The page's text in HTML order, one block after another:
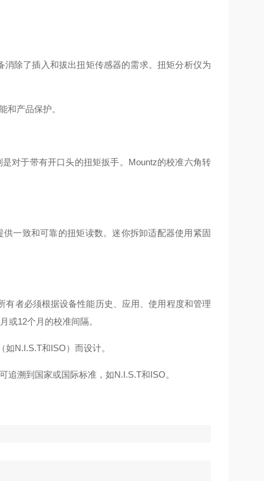
消除了插入和拔出扭矩传感器的需求。扭矩分析仪为
和产品保护。
对于带有开口头的扭矩扳手。Mountz的校准六角转
一致和可靠的扭矩读数。迷你拆卸适配器使用紧固
者必须根据设备性能历史、应用、使用程度和管理
或12个月的校准间隔。
N.I.S.T和ISO）而设计。
溯到国家或国际标准，如N.I.S.T和ISO。